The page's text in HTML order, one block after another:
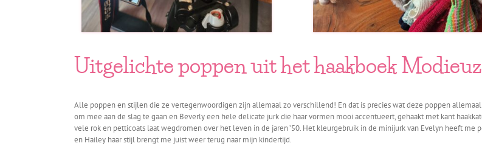
Uitgelichte poppen uit het haakboek
Alle poppen en stijlen die ze vertegenwoordigen zijn allemaal zo verschillend! En dat is precies wat deze poppen
om mee aan de slag te gaan en Beverly een hele delicate jurk die haar vormen mooi accentueert, gehaakt met kant
vele rok en petticoats laat wegdromen over het leven in de jaren ’50. Het kleurgebruik in de minijurk van Evelyn heeft
en Hailey haar stijl brengt me juist weer terug naar mijn kindertijd.